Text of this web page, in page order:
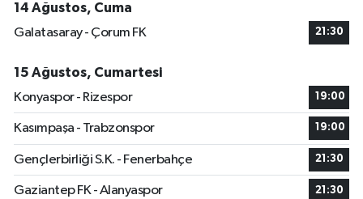
14 Ağustos, Cuma
Galatasaray - Çorum FK
21:30
15 Ağustos, Cumartesi
Konyaspor - Rizespor
19:00
Kasımpaşa - Trabzonspor 19:00
Gençlerbirliği S.K. - Fenerbahçe 21:30
Gaziantep FK - Alanyaspor 21:30